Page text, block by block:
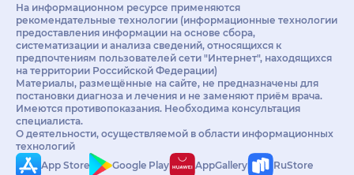
На информационном ресурсе применяются
рекомендательные технологии (информационные технологии
предоставления информации на основе сбора,
систематизации и анализа сведений, относящихся к
предпочтениям пользователей сети "Интернет", находящихся
на территории Российской Федерации)
Материалы, размещённые на сайте, не предназначены для
постановки диагноза и лечения и не заменяют приём врача.
Имеются противопоказания. Необходима консультация
специалиста.
О деятельности, осуществляемой в области информационных
технологий
App Store
Google Play AppGallery RuStore